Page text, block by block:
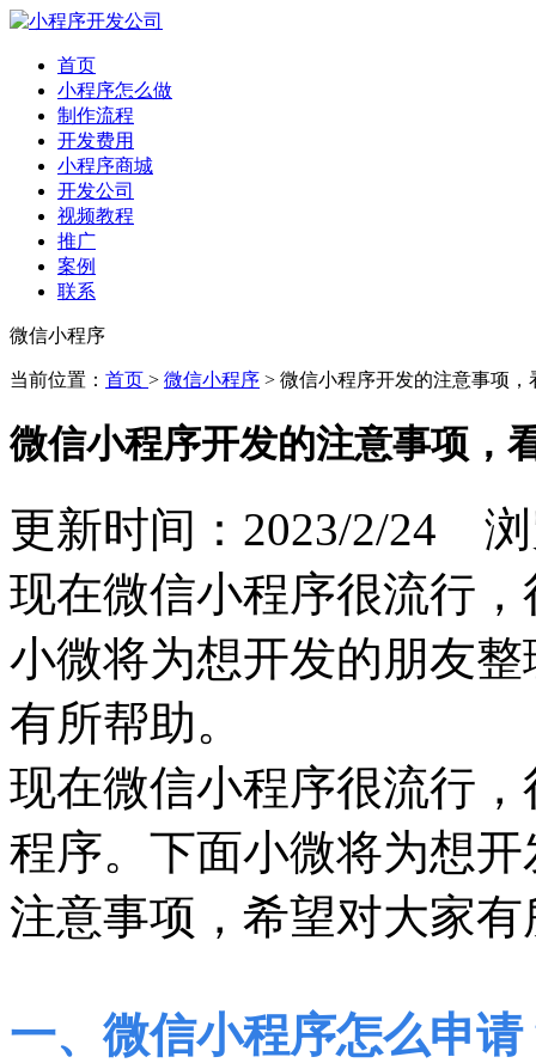
首页
小程序怎么做
制作流程
开发费用
小程序商城
开发公司
视频教程
推广
案例
联系
微信小程序
当前位置： 首页 > 微信小程序 > 微信小程序开发的注意事项
微信小程序开发的注意事项，
更新时间：2023/2/24
现在微信小程序很流行
小微将为想开发的朋友
有所帮助。
现在微信小程序很流行
程序。下面小微将为想
注意事项，希望对大家
一、微信小程序怎么申